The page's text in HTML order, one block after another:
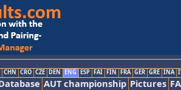
CHN CRO CZE DEN ENG ESP FAI FIN FRA GER GRE INA
AUT championship Pictures